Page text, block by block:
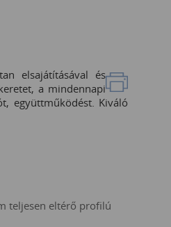
elsajátításával és
a mindennapi
együttműködést. Kiváló
teljesen eltérő profilú